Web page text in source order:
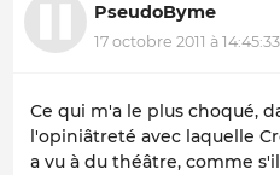
PseudoByme
17 octobre 2011 à 14:45:33
Ce qui m'a le plus choqué,
l'opiniâtreté avec laquelle
a vu à du théâtre, comme